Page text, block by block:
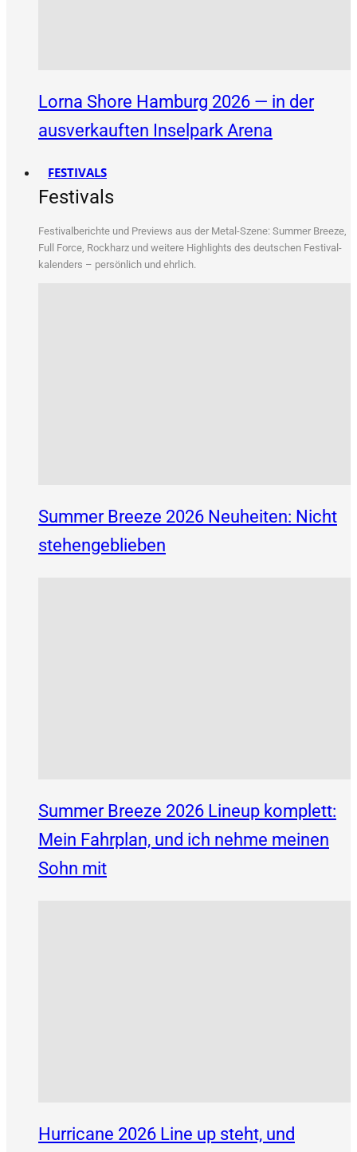
Lorna Shore Hamburg 2026 — in der
ausverkauften Inselpark Arena
FESTIVALS
Festivals
Fes­ti­val­be­rich­te und Pre­views aus der Metal-Sze­ne: Sum­mer Bree­ze,
Full Force, Rock­harz und wei­te­re High­lights des deut­schen Fes­ti­val­
ka­len­ders – per­sön­lich und ehrlich.
Summer Breeze 2026 Neuheiten: Nicht
stehengeblieben
Summer Breeze 2026 Lineup komplett:
Mein Fahrplan, und ich nehme meinen
Sohn mit
Hurricane 2026 Line up steht, und